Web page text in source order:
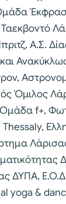
Α.Σ.
Όμιλος
f+,
ΔΥΠΑ,
yoga &